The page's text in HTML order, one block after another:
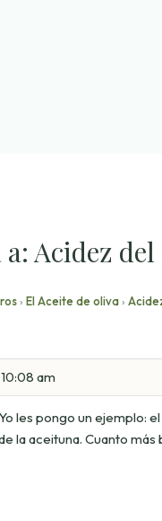
a: Acidez
› El Aceite de oliva ›
am
Yo les pongo un ejemplo:
la aceituna. Cuanto